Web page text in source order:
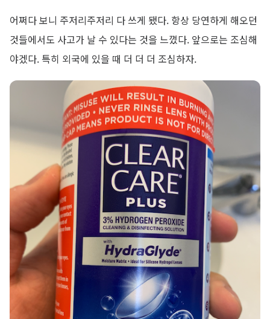
어쩌다 보니 주저리주저리 다 쓰게 됐다. 항상 당연하게 해오던
것들에서도 사고가 날 수 있다는 것을 느꼈다. 앞으로는 조심해
야겠다. 특히 외국에 있을 때 더 더 더 조심하자.